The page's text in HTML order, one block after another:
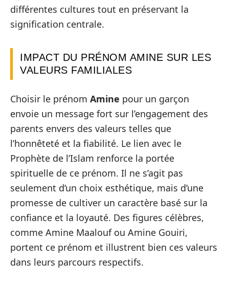
différentes cultures tout en préservant la
signification centrale.
IMPACT DU PRÉNOM AMINE SUR LES
VALEURS FAMILIALES
Choisir le prénom Amine pour un garçon
envoie un message fort sur l’engagement des
parents envers des valeurs telles que
l’honnêteté et la fiabilité. Le lien avec le
Prophète de l’Islam renforce la portée
spirituelle de ce prénom. Il ne s’agit pas
seulement d’un choix esthétique, mais d’une
promesse de cultiver un caractère basé sur la
confiance et la loyauté. Des figures célèbres,
comme Amine Maalouf ou Amine Gouiri,
portent ce prénom et illustrent bien ces valeurs
dans leurs parcours respectifs.